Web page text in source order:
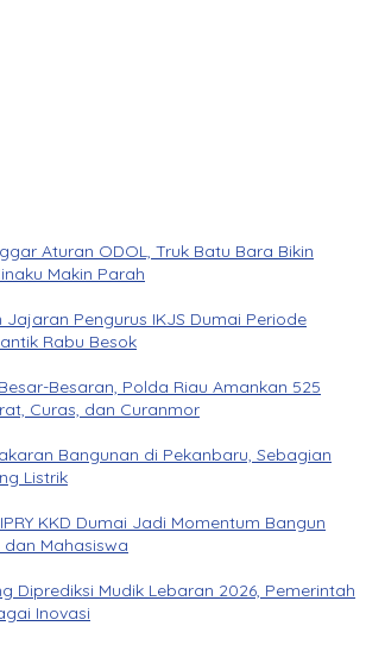
Aturan ODOL, Truk Batu Bara Bikin
Makin Parah
Pengurus IKJS Dumai Periode
Rabu Besok
Besaran, Polda Riau Amankan 525
Curas, dan Curanmor
Bangunan di Pekanbaru, Sebagian
Listrik
KKD Dumai Jadi Momentum Bangun
dan Mahasiswa
Diprediksi Mudik Lebaran 2026, Pemerintah
Inovasi